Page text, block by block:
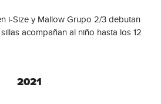
i-Size y Mallow Grupo 2/3 debutan
acompañan al niño hasta los 12
2021